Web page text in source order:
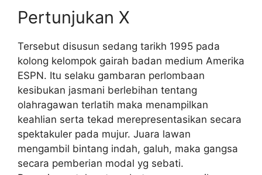
Pertunjukan X
Tersebut disusun sedang tarikh 1995 pada
kolong kelompok gairah badan medium Amerika
ESPN. Itu selaku gambaran perlombaan
kesibukan jasmani berlebihan tentang
olahragawan terlatih maka menampilkan
keahlian serta tekad merepresentasikan secara
spektakuler pada mujur. Juara lawan
mengambil bintang indah, galuh, maka gangsa
secara pemberian modal yg sebati.